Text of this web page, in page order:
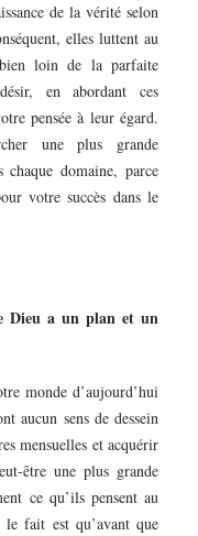
de la vérité selon
elles luttent au
loin de la parfaite
en abordant ces
pensée à leur égard.
une plus grande
chaque domaine, parce
votre succès dans le
Dieu a un plan et un
monde d’aujourd’hui
aucun sens de dessein
mensuelles et acquérir
être une plus grande
ce qu’ils pensent au
le fait est qu’avant que